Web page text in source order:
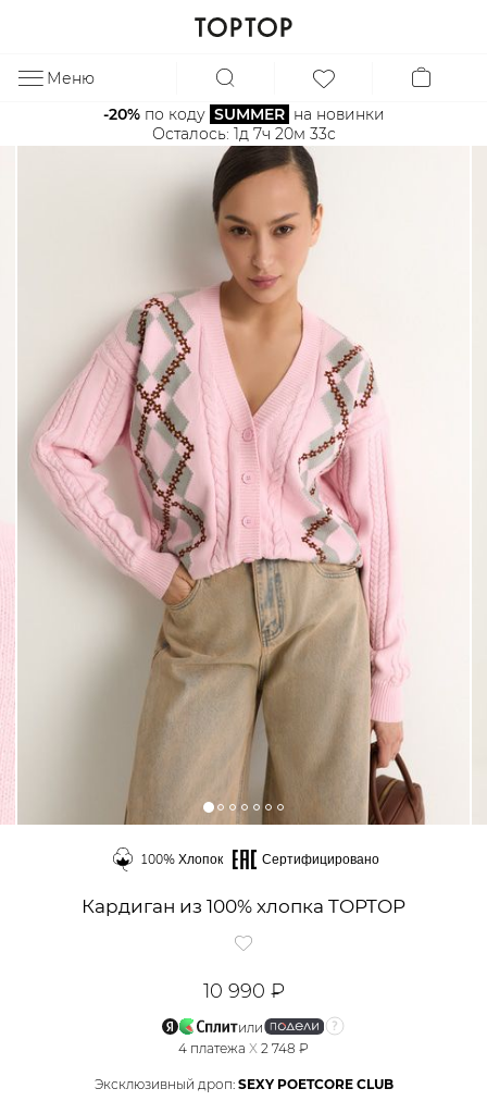
Меню
-20% по коду SUMMER на новинки
Осталось: 1д 7ч 20м 33с
100% Хлопок Сертифицировано
Кардиган из 100% хлопка TOPTOP
10 990 ₽
или
4 платежа X 2 748 ₽
Эксклюзивный дроп: SEXY POETCORE CLUB